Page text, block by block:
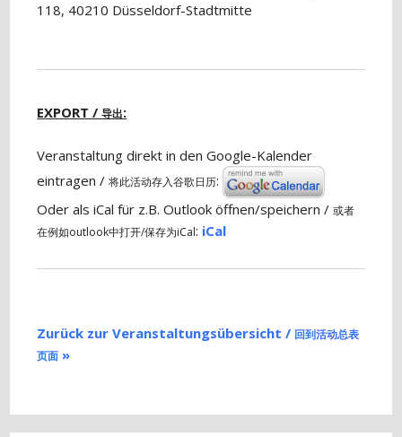
118, 40210 Düsseldorf-Stadtmitte
EXPORT /导出:
Veranstaltung direkt in den Google-Kalender
eintragen /将此活动存入谷歌日历:
Oder als iCal für z.B. Outlook öffnen/speichern /或者
在例如outlook中打开/保存为iCal: iCal
Zurück zur Veranstaltungsübersicht / 回到活动总表
页面 »